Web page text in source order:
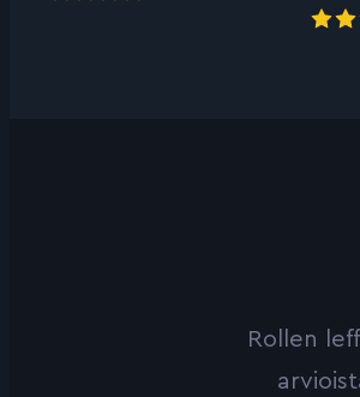
Rollen